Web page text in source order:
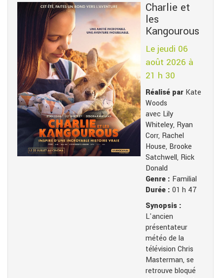
Charlie et
les
Kangourous
Le jeudi 06
août 2026 à
21 h 30
Réalisé par Kate
Woods
avec Lily
Whiteley, Ryan
Corr, Rachel
House, Brooke
Satchwell, Rick
Donald
Genre : Familial
Durée : 01 h 47
Synopsis :
L'ancien
présentateur
météo de la
télévision Chris
Masterman, se
retrouve bloqué